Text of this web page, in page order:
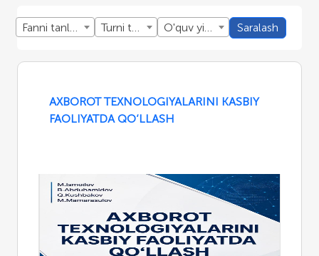
Fanni tanlang Turni tanlang O'quv yillini tanlang Saralash
AXBOROT TEXNOLOGIYALARINI KASBIY
FAOLIYATDA QO‘LLASH